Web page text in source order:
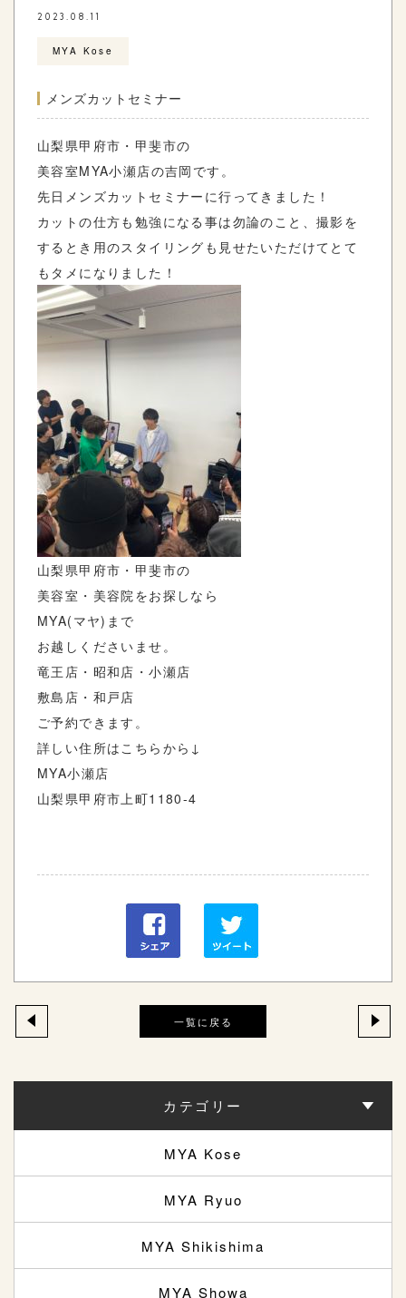
2023.08.11
MYA Kose
メンズカットセミナー
山梨県甲府市・甲斐市の
美容室MYA小瀬店の吉岡です。
先日メンズカットセミナーに行ってきました！
カットの仕方も勉強になる事は勿論のこと、撮影を
するとき用のスタイリングも見せたいただけてとて
もタメになりました！
山梨県甲府市・甲斐市の
美容室・美容院をお探しなら
MYA( マヤ) まで
お越しくださいませ。
竜王店・昭和店・小瀬店
敷島店・和戸店
ご予約できます。
詳しい住所はこちらから ↓
MYA小瀬店
山梨県甲府市上町1180-4
一覧に戻る
カテゴリー
MYA Kose
MYA Ryuo
MYA Shikishima
MYA Showa